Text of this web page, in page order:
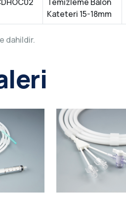
Temizleme Balon
Kateteri 15-18mm
dahildir.